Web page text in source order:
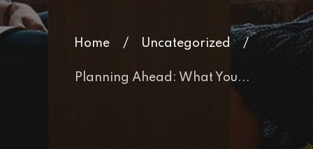
Home / Uncategorized /
Planning Ahead: What You...